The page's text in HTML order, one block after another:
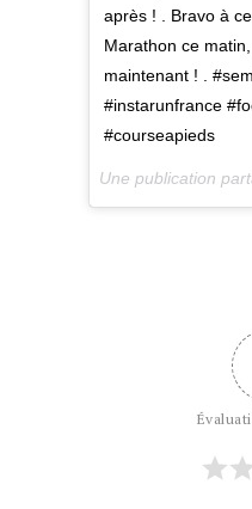
après ! . Bravo à
Marathon ce
maintenant ! .
#instarunfrance
#courseapieds
Une publication